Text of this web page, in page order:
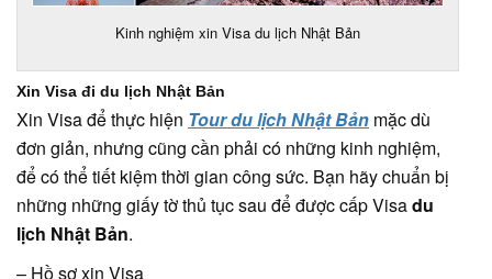
Kinh nghiệm xin Visa du lịch Nhật Bản
Xin Visa đi du lịch Nhật Bản
Xin Visa để thực hiện Tour du lịch Nhật Bản mặc dù
đơn giản, nhưng cũng cần phải có những kinh nghiệm,
để có thể tiết kiệm thời gian công sức. Bạn hãy chuẩn bị
những những giấy tờ thủ tục sau để được cấp Visadu
lịch Nhật Bản.
– Hồ sơ xin Visa